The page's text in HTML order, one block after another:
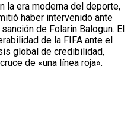
la era moderna del deporte,
haber intervenido ante
de Folarin Balogun. El
de la FIFA ante el
global de credibilidad,
de «una línea roja».